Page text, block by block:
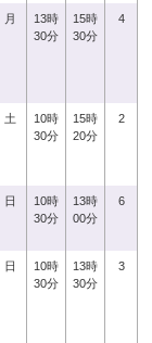
月
13時
30分
15時
30分
4
土
10時
30分
15時
20分
2
日
10時
30分
13時
00分
6
日
10時
30分
13時
30分
3